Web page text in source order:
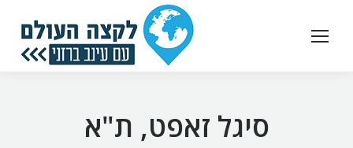
סיגל זאפט, ת"א